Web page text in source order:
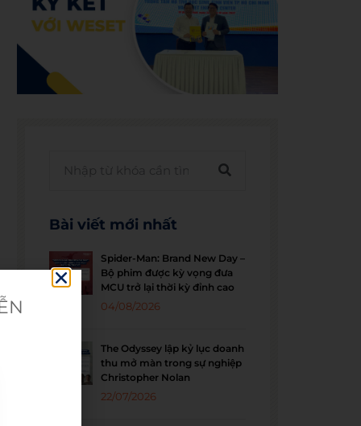
Bài viết mới nhất
Spider-Man: Brand New Day –
Bộ phim được kỳ vọng đưa
MCU trở lại thời kỳ đỉnh cao
04/08/2026
The Odyssey lập kỷ lục doanh
thu mở màn trong sự nghiệp
Christopher Nolan
22/07/2026